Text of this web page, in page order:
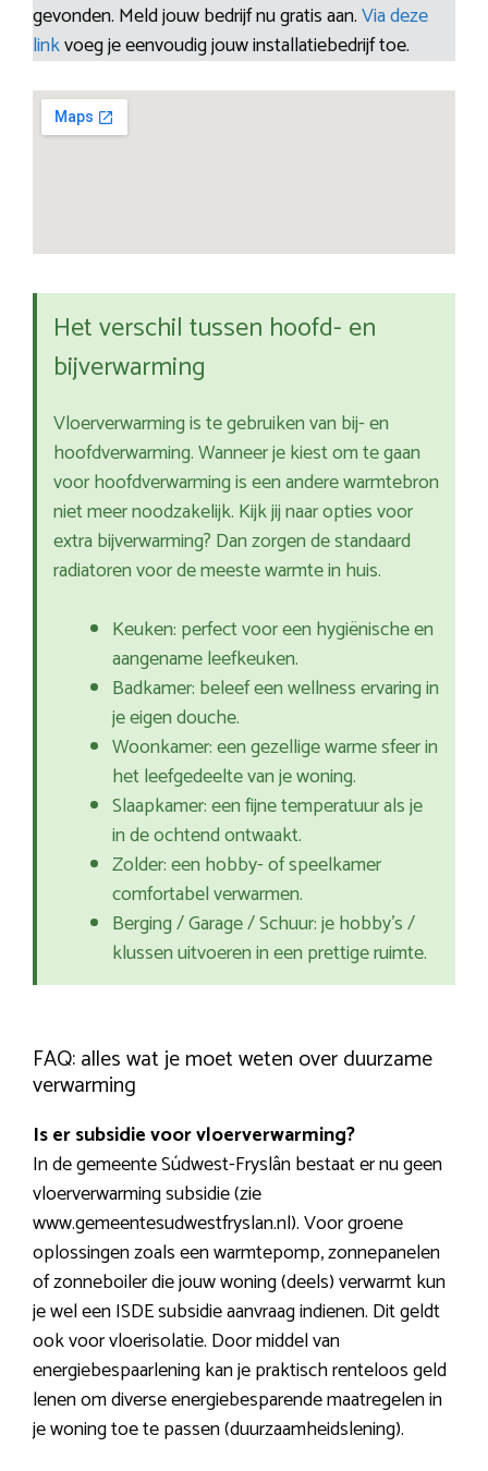
gevonden. Meld jouw bedrijf nu gratis aan.Via deze
linkvoeg je eenvoudig jouw installatiebedrijf toe.
Het verschil tussen hoofd- en
bijverwarming
Vloerverwarming is te gebruiken van bij- en
hoofdverwarming. Wanneer je kiest om te gaan
voor hoofdverwarming is een andere warmtebron
niet meer noodzakelijk. Kijk jij naar opties voor
extra bijverwarming? Dan zorgen de standaard
radiatoren voor de meeste warmte in huis.
Keuken: perfect voor een hygiënische en
aangename leefkeuken.
Badkamer: beleef een wellness ervaring in
je eigen douche.
Woonkamer: een gezellige warme sfeer in
het leefgedeelte van je woning.
Slaapkamer: een fijne temperatuur als je
in de ochtend ontwaakt.
Zolder: een hobby- of speelkamer
comfortabel verwarmen.
Berging / Garage / Schuur: je hobby’s /
klussen uitvoeren in een prettige ruimte.
FAQ: alles wat je moet weten over duurzame
verwarming
Is er subsidie voor vloerverwarming?
In de gemeente Súdwest-Fryslân bestaat er nu geen
vloerverwarming subsidie (zie
www.gemeentesudwestfryslan.nl). Voor groene
oplossingen zoals een warmtepomp, zonnepanelen
of zonneboiler die jouw woning (deels) verwarmt kun
je wel een ISDE subsidie aanvraag indienen. Dit geldt
ook voor vloerisolatie. Door middel van
energiebespaarlening kan je praktisch renteloos geld
lenen om diverse energiebesparende maatregelen in
je woning toe te passen (duurzaamheidslening).